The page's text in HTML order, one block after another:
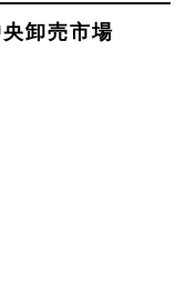
卸売市場